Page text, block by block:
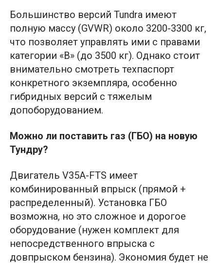
Большинство версий Tundra имеют
полную массу (GVWR) около 3200-3300 кг,
что позволяет управлять ими с правами
категории «B» (до 3500 кг). Однако стоит
внимательно смотреть техпаспорт
конкретного экземпляра, особенно
гибридных версий с тяжелым
допоборудованием.
Можно ли поставить газ (ГБО) на новую
Тундру?
Двигатель V35A-FTS имеет
комбинированный впрыск (прямой +
распределенный). Установка ГБО
возможна, но это сложное и дорогое
оборудование (нужен комплект для
непосредственного впрыска с
довпрыском бензина). Экономия будет не